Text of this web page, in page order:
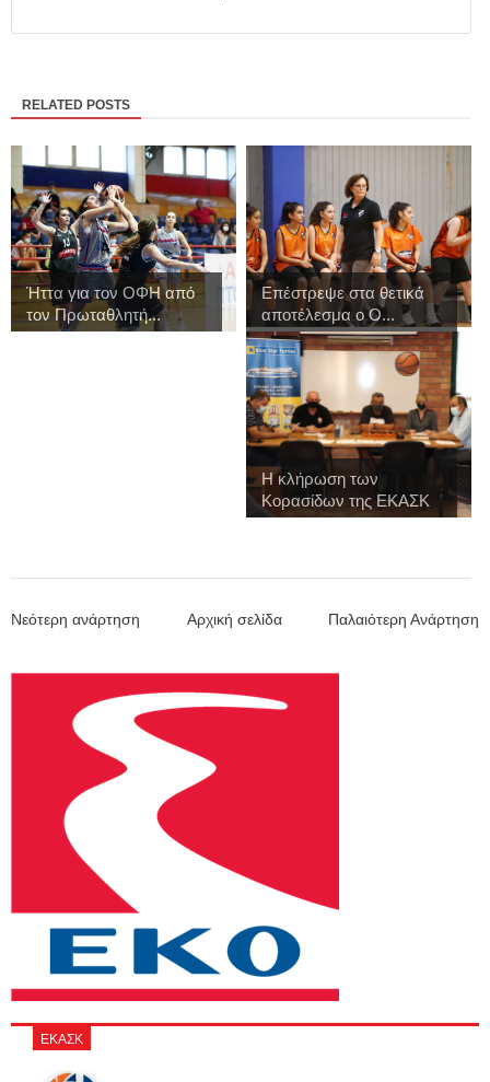
RELATED POSTS
Ήττα για τον ΟΦΗ από
τον Πρωταθλητή...
Επέστρεψε στα θετικά
αποτέλεσμα ο Ο...
Η κλήρωση των
Κορασίδων της ΕΚΑΣΚ
γ...
Νεότερη ανάρτηση Παλαιότερη Ανάρτηση
Αρχική σελίδα
ΕΚΑΣΚ